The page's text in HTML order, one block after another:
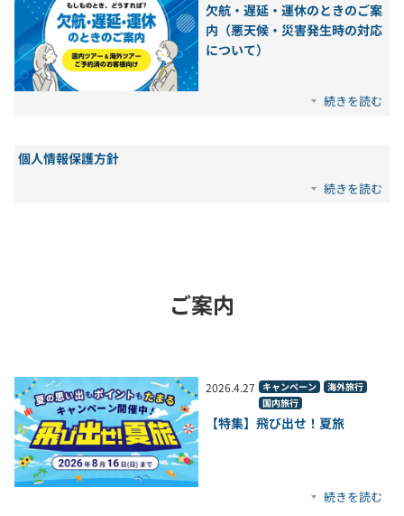
欠航・遅延・運休のときのご案
内（悪天候・災害発生時の対応
について）
続きを読む
個人情報保護方針
続きを読む
ご案内
2026.4.27 キャンペーン
海外旅行
国内旅行
【特集】飛び出せ！夏旅
続きを読む